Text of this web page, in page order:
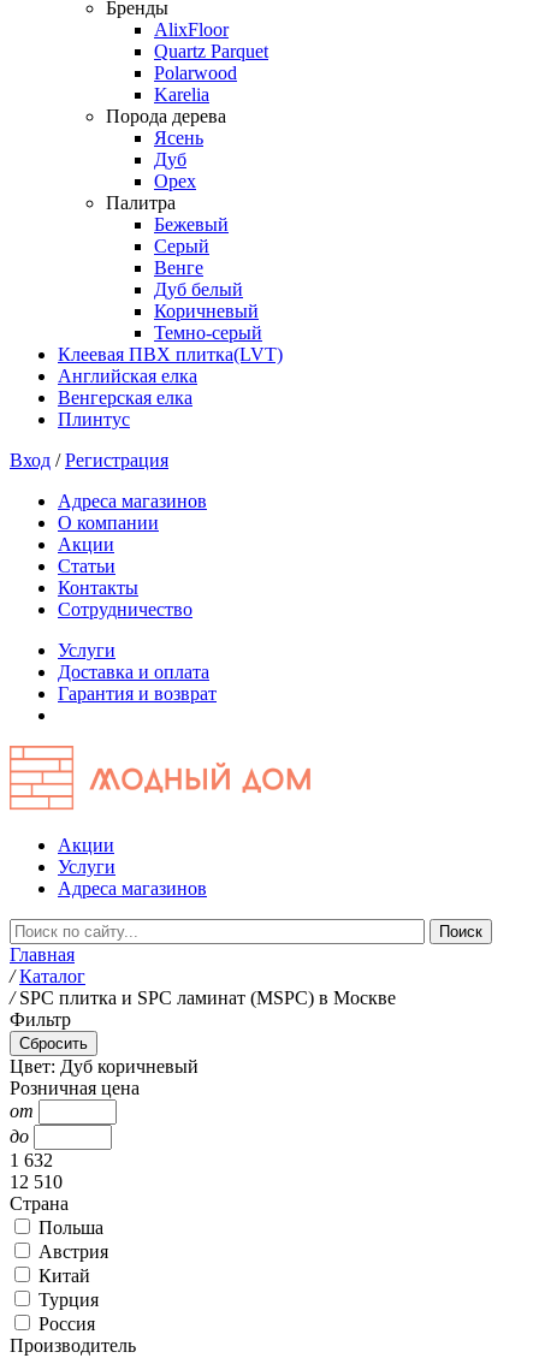
Бренды
AlixFloor
Quartz Parquet
Polarwood
Karelia
Порода дерева
Ясень
Дуб
Орех
Палитра
Бежевый
Серый
Венге
Дуб белый
Коричневый
Темно-серый
Клеевая ПВХ плитка(LVT)
Английская елка
Венгерская елка
Плинтус
Вход /Регистрация
Адреса магазинов
О компании
Акции
Статьи
Контакты
Сотрудничество
Услуги
Доставка и оплата
Гарантия и возврат
Акции
Услуги
Адреса магазинов
Главная
/ Каталог
/ SPC плитка и SPC ламинат (MSPC) в Москве
Фильтр
Цвет: Дуб коричневый
Розничная цена
от
до
1 632
12 510
Страна
Польша
Австрия
Китай
Турция
Россия
Производитель